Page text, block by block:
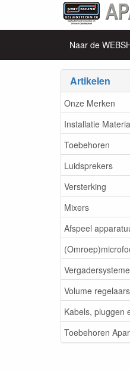
Naar de
Artikelen
Onze Merken
Installatie
Toebehoren
Luidsprekers
Versterking
Mixers
Afspeel
Volume regelaars
Kabels, pluggen
Toebehoren